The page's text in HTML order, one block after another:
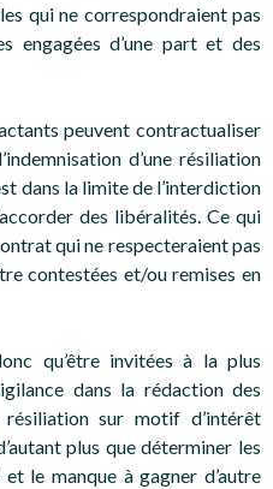
qui ne correspondraient pas
engagées d’une part et des
peuvent contractualiser
d’une résiliation
dans la limite de l’interdiction
des libéralités. Ce qui
qui ne respecteraient pas
contestées et/ou remises en
qu’être invitées à la plus
dans la rédaction des
résiliation sur motif d’intérêt
plus que déterminer les
et le manque à gagner d’autre